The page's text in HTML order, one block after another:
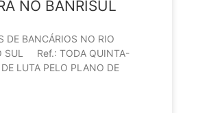
NO BANRISUL
DE BANCÁRIOS NO RIO
SUL Ref.: TODA QUINTA-
DE LUTA PELO PLANO DE